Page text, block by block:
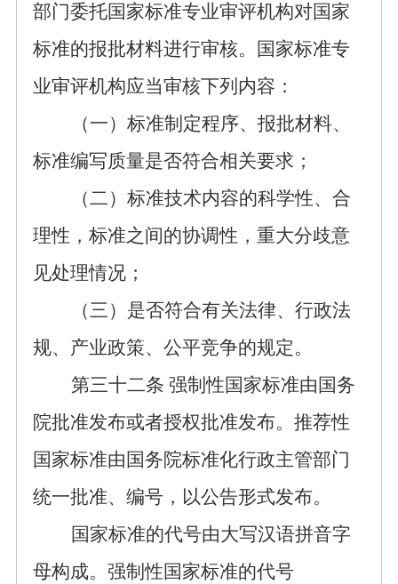
部门委托国家标准专业审评机构对国家
标准的报批材料进行审核。国家标准专
业审评机构应当审核下列内容：
（一）标准制定程序、报批材料、
标准编写质量是否符合相关要求；
（二） 标准技术内容的科学性、合
理性，标准之间的协调性，重大分歧意
见处理情况；
（三）是否符合有关法律、 行政法
规、产业政策、公平竞争的规定。
第三十二条 强制性国家标准由国务
院批准发布或者授权批准发布。推荐性
国家标准由国务院标准化行政主管部门
统一批准、编号， 以公告形式发布。
国家标准的代号由大写汉语拼音字
母构成。强制性国家标准的代号